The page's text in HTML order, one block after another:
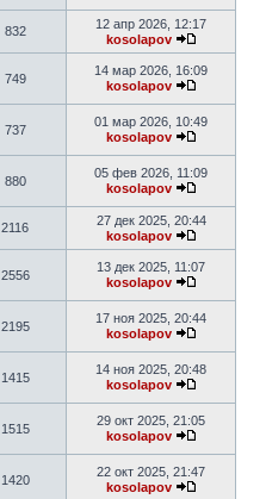
832
12 апр 2026, 12:17
kosolapov
749
14 мар 2026, 16:09
kosolapov
737
01 мар 2026, 10:49
kosolapov
880
05 фев 2026, 11:09
kosolapov
2116
27 дек 2025, 20:44
kosolapov
2556
13 дек 2025, 11:07
kosolapov
2195
17 ноя 2025, 20:44
kosolapov
1415
14 ноя 2025, 20:48
kosolapov
1515
29 окт 2025, 21:05
kosolapov
1420
22 окт 2025, 21:47
kosolapov